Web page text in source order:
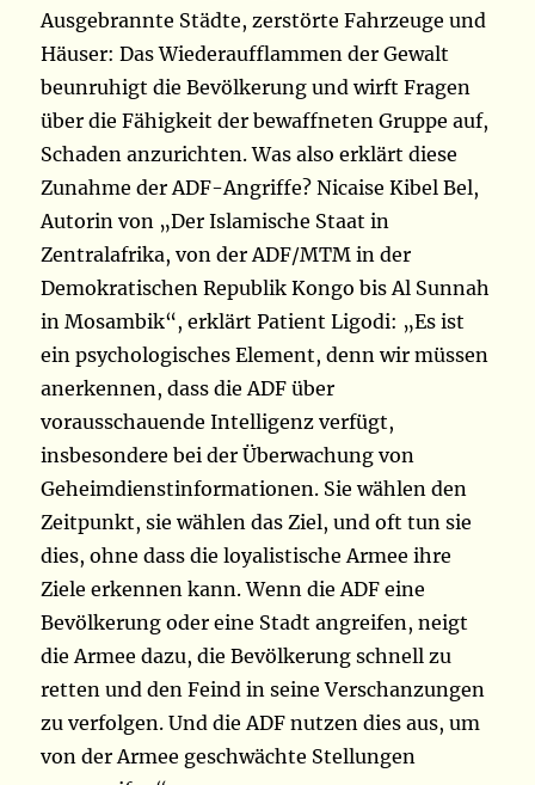
Ausgebrannte Städte, zerstörte Fahrzeuge und
Häuser: Das Wiederaufflammen der Gewalt
beunruhigt die Bevölkerung und wirft Fragen
über die Fähigkeit der bewaffneten Gruppe auf,
Schaden anzurichten. Was also erklärt diese
Zunahme der ADF-Angriffe? Nicaise Kibel Bel,
Autorin von „Der Islamische Staat in
Zentralafrika, von der ADF/MTM in der
Demokratischen Republik Kongo bis Al Sunnah
in Mosambik“, erklärt Patient Ligodi: „Es ist
ein psychologisches Element, denn wir müssen
anerkennen, dass die ADF über
vorausschauende Intelligenz verfügt,
insbesondere bei der Überwachung von
Geheimdienstinformationen. Sie wählen den
Zeitpunkt, sie wählen das Ziel, und oft tun sie
dies, ohne dass die loyalistische Armee ihre
Ziele erkennen kann. Wenn die ADF eine
Bevölkerung oder eine Stadt angreifen, neigt
die Armee dazu, die Bevölkerung schnell zu
retten und den Feind in seine Verschanzungen
zu verfolgen. Und die ADF nutzen dies aus, um
von der Armee geschwächte Stellungen